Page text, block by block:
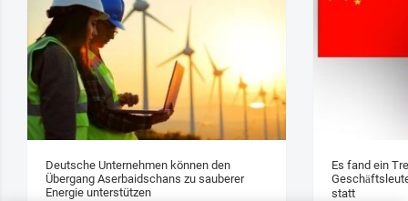
Deutsche Unternehmen können den
Übergang Aserbaidschans zu sauberer
Energie unterstützen
Es fand ein
statt